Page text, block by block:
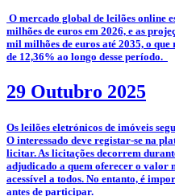
O mercado global de leilões online
milhões de euros em 2026, e as
mil milhões de euros até 2035, o
de 12,36% ao longo desse período.
29 Outubro 2025
­­Os leilões eletrónicos de imóveis
O interessado deve registar-se na
licitar. As licitações decorrem
adjudicado a quem oferecer o valor
acessível a todos. No entanto, é
antes de participar.